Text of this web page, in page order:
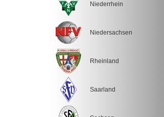
Niederrhein
Niedersachsen
Rheinland
Saarland